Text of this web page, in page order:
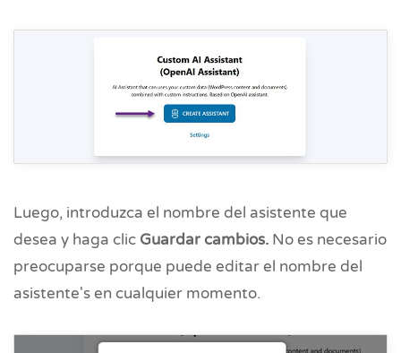
Luego, introduzca el nombre del asistente que
desea y haga clic Guardar cambios. No es necesario
preocuparse porque puede editar el nombre del
asistente's en cualquier momento.